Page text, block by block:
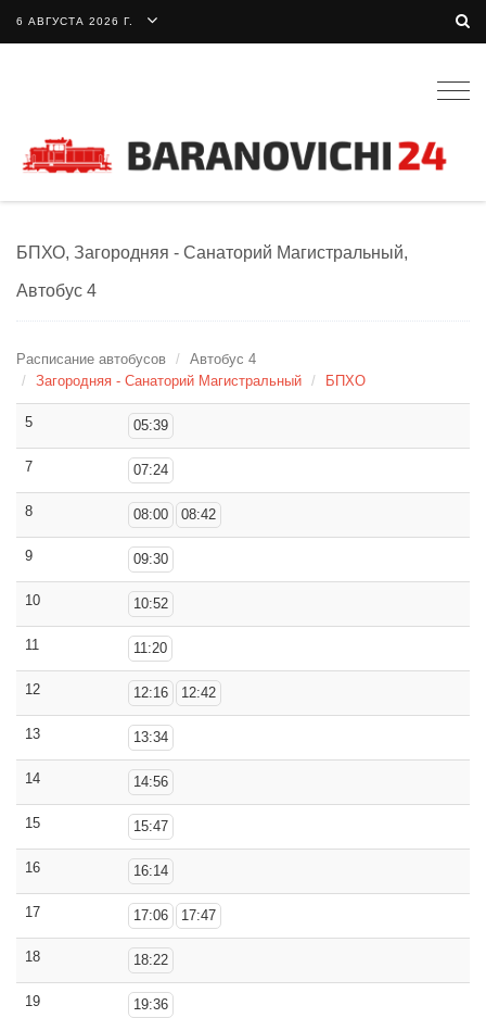
6 АВГУСТА 2026 Г.
БПХО, Загородняя - Санаторий Магистральный,
Автобус 4
Расписание автобусов
Автобус 4
Загородняя - Санаторий Магистральный
БПХО
5 05:39
7 07:24
8 08:00 08:42
9 09:30
10 10:52
11 11:20
12 12:16 12:42
13 13:34
14 14:56
15 15:47
16 16:14
17 17:06 17:47
18 18:22
19 19:36